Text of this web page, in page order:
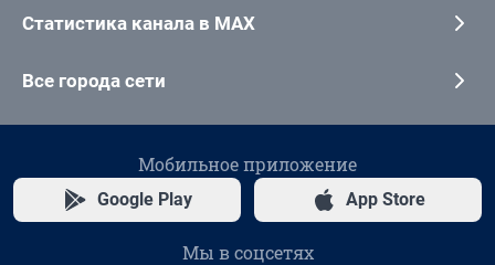
Статистика канала в MAX
Все города сети
Мобильное приложение
Google Play App Store
Мы в соцсетях